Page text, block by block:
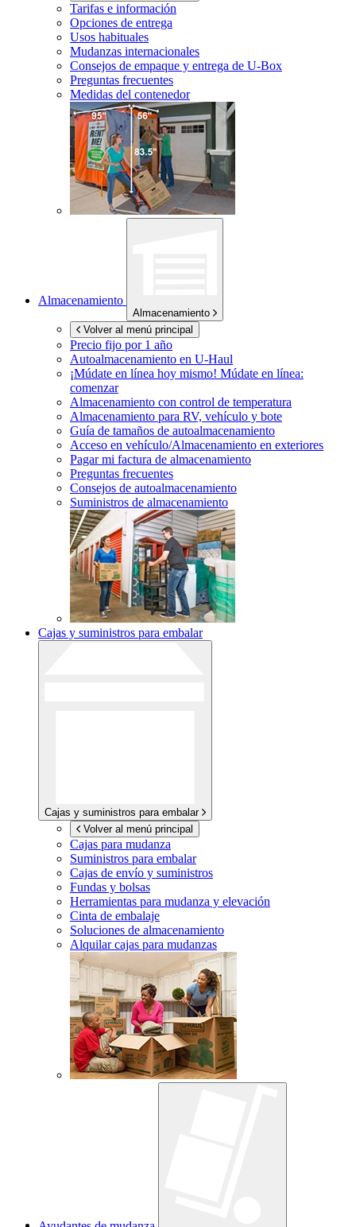
Tarifas e información
Opciones de entrega
Usos habituales
Mudanzas internacionales
Consejos de empaque y entrega de U-Box
Preguntas frecuentes
Medidas del contenedor
Almacenamiento
Almacenamiento
Volver al menú principal
Precio fijo por 1 año
Autoalmacenamiento en U-Haul
¡Múdate en línea hoy mismo! Múdate en línea:
comenzar
Almacenamiento con control de temperatura
Almacenamiento para RV, vehículo y bote
Guía de tamaños de autoalmacenamiento
Acceso en vehículo/Almacenamiento en exteriores
Pagar mi factura de almacenamiento
Preguntas frecuentes
Consejos de autoalmacenamiento
Suministros de almacenamiento
Cajas y suministros para embalar
Cajas y suministros para embalar
Volver al menú principal
Cajas para mudanza
Suministros para embalar
Cajas de envío y suministros
Fundas y bolsas
Herramientas para mudanza y elevación
Cinta de embalaje
Soluciones de almacenamiento
Alquilar cajas para mudanzas